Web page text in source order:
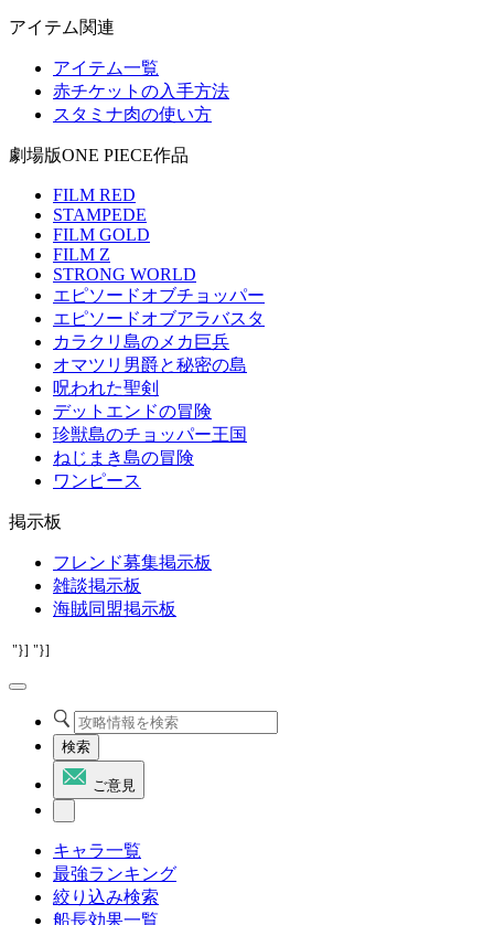
アイテム関連
アイテム一覧
赤チケットの入手方法
スタミナ肉の使い方
劇場版ONE PIECE作品
FILM RED
STAMPEDE
FILM GOLD
FILM Z
STRONG WORLD
エピソードオブチョッパー
エピソードオブアラバスタ
カラクリ島のメカ巨兵
オマツリ男爵と秘密の島
呪われた聖剣
デットエンドの冒険
珍獣島のチョッパー王国
ねじまき島の冒険
ワンピース
掲示板
フレンド募集掲示板
雑談掲示板
海賊同盟掲示板
"}] "}]
検索
ご意見
キャラ一覧
最強ランキング
絞り込み検索
船長効果一覧